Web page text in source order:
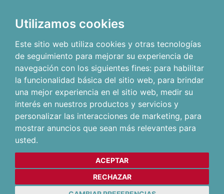
Utilizamos cookies
Este sitio web utiliza cookies y otras tecnologías
de seguimiento para mejorar su experiencia de
navegación con los siguientes fines: para habilitar
la funcionalidad básica del sitio web, para brindar
una mejor experiencia en el sitio web, medir su
interés en nuestros productos y servicios y
personalizar las interacciones de marketing, para
mostrar anuncios que sean más relevantes para
usted.
ACEPTAR
RECHAZAR